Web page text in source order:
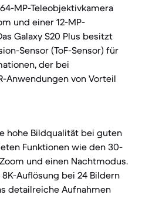
MP-Teleobjektivkamera
und einer 12-MP-
Galaxy S20 Plus besitzt
Sensor (ToF-Sensor) für
der bei
Anwendungen von Vorteil
hohe Bildqualität bei guten
Funktionen wie den 30-
und einen Nachtmodus.
Auflösung bei 24 Bildern
detailreiche Aufnahmen